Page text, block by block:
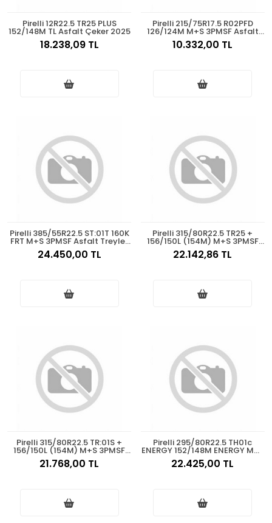
Pirelli 12R22.5 TR25 PLUS
152/148M TL Asfalt Çeker 2025
18.238,09 TL
Pirelli 215/75R17.5 R02PFD
126/124M M+S 3PMSF Asfalt
Çeker 2025
10.332,00 TL
Pirelli 385/55R22.5 ST:01T 160K
FRT M+S 3PMSF Asfalt Treyler
2025
24.450,00 TL
Pirelli 315/80R22.5 TR25 +
156/150L (154M) M+S 3PMSF
Asfalt Çeker 2025
22.142,86 TL
Pirelli 315/80R22.5 TR:01S +
156/150L (154M) M+S 3PMSF
Asfalt Çeker 2025
21.768,00 TL
Pirelli 295/80R22.5 TH01c
ENERGY 152/148M ENERGY M+S
3PMSF Asfalt Çeker 2025
22.425,00 TL